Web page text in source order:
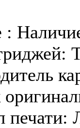
печати: